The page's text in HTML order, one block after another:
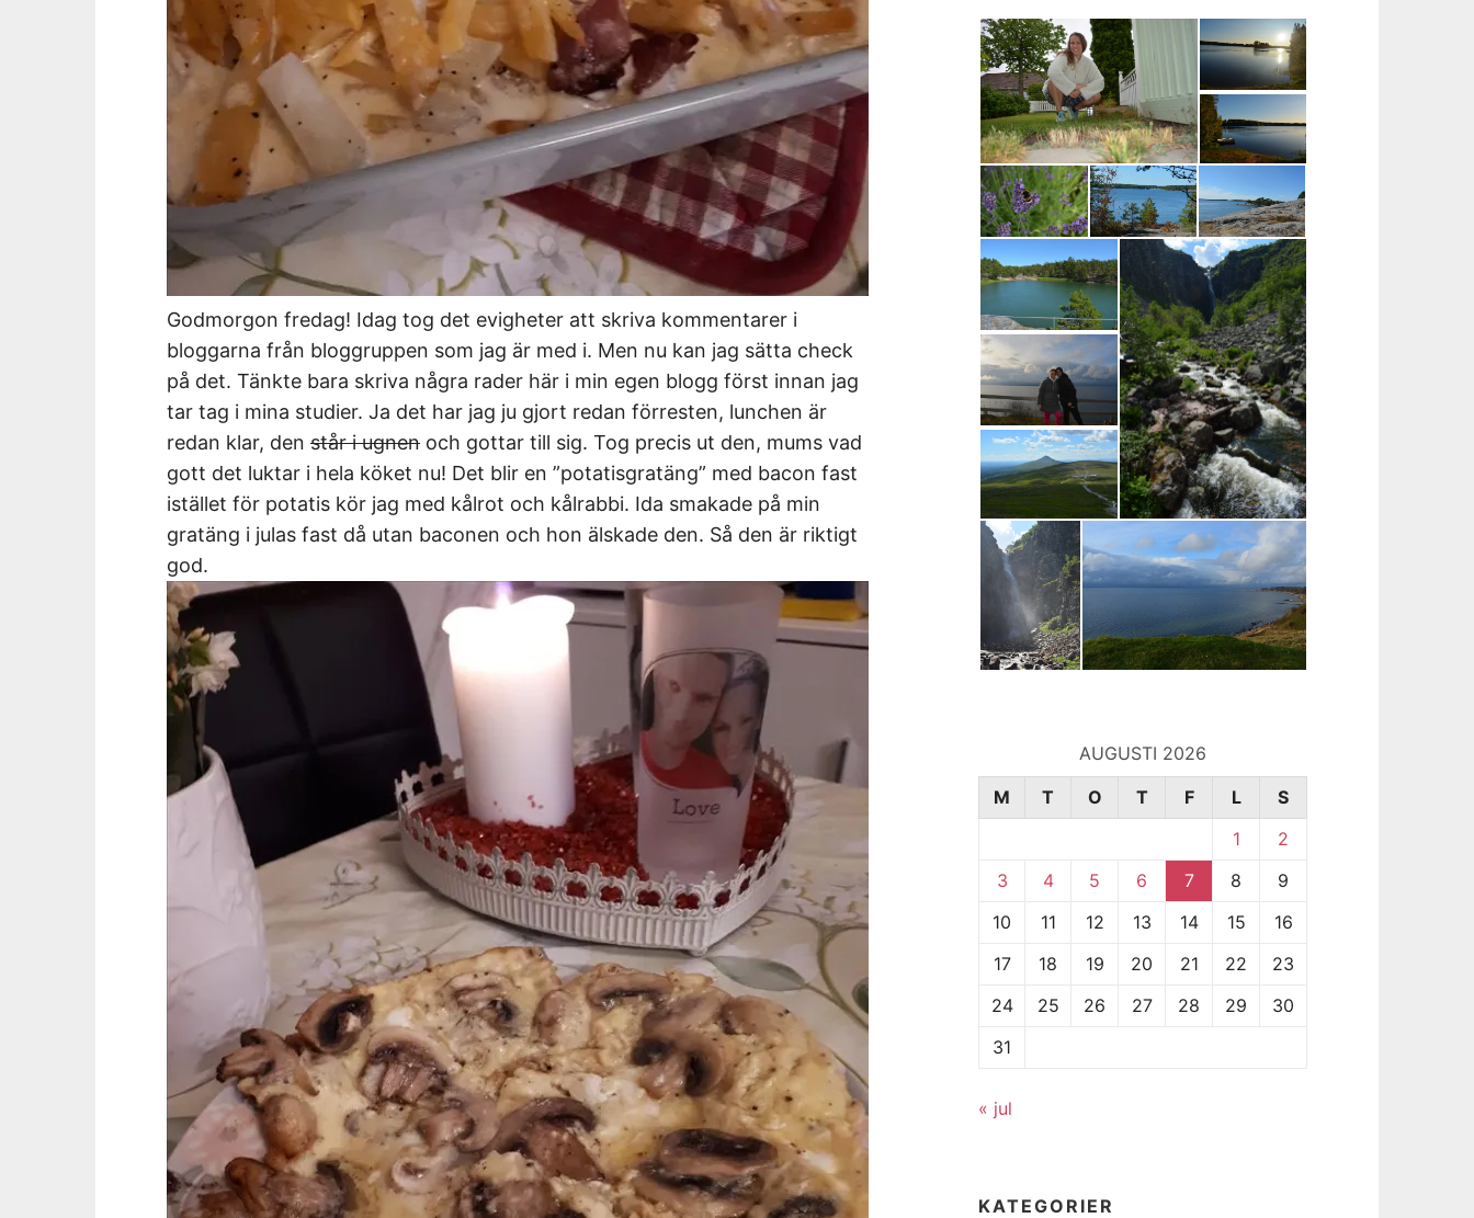
Godmorgon fredag! Idag tog det evigheter att skriva kommentarer i
bloggarna från bloggruppen som jag är med i. Men nu kan jag sätta check
på det. Tänkte bara skriva några rader här i min egen blogg först innan jag
tar tag i mina studier. Ja det har jag ju gjort redan förresten, lunchen är
redan klar, den står i ugnen och gottar till sig. Tog precis ut den, mums vad
gott det luktar i hela köket nu! Det blir en ”potatisgratäng” med bacon fast
istället för potatis kör jag med kålrot och kålrabbi. Ida smakade på min
gratäng i julas fast då utan baconen och hon älskade den. Så den är riktigt
god.
AUGUSTI 2026
M
T O T F L
S
1
2
3
4 5 6 7 8
9
10
11 12 13 14 15
16
17
18 19 20 21 22
23
24
25 26 27 28 29
30
31
« jul
KATEGORIER